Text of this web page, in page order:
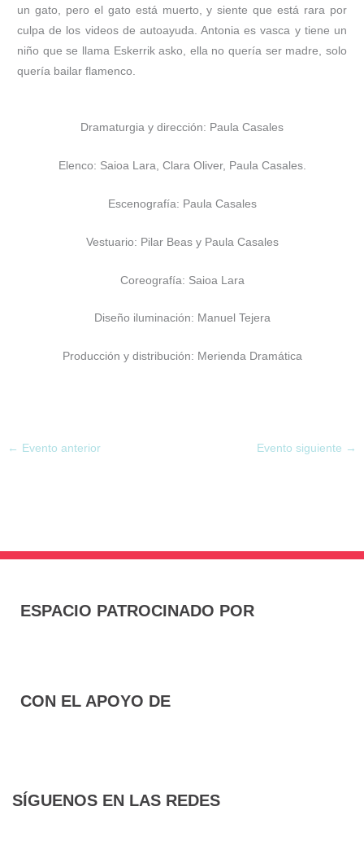
un gato, pero el gato está muerto, y siente que está rara por
culpa de los videos de autoayuda. Antonia es vasca y tiene un
niño que se llama Eskerrik asko, ella no quería ser madre, solo
quería bailar flamenco.
Dramaturgia y dirección: Paula Casales
Elenco: Saioa Lara, Clara Oliver, Paula Casales.
Escenografía: Paula Casales
Vestuario: Pilar Beas y Paula Casales
Coreografía: Saioa Lara
Diseño iluminación: Manuel Tejera
Producción y distribución: Merienda Dramática
← Evento anterior Evento siguiente →
ESPACIO PATROCINADO POR
CON EL APOYO DE
SÍGUENOS EN LAS REDES